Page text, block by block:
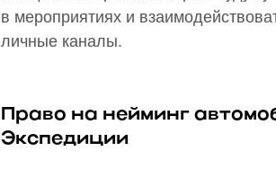
в мероприятиях и
личные каналы.
Право на нейминг
Экспедиции